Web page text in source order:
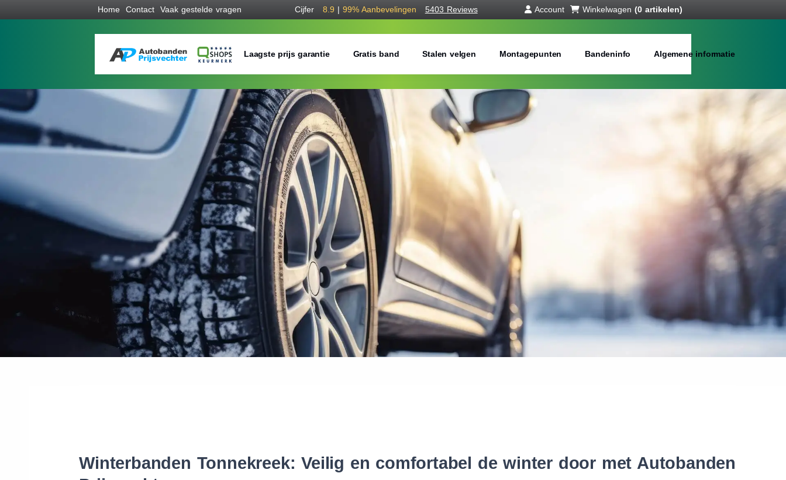
Home Contact Vaak gestelde vragen Cijfer 8.9 | 99% Aanbevelingen 5403 Reviews Account Winkelwagen (0 artikelen)
Laagste prijs garantie Gratis band Stalen velgen Montagepunten Bandeninfo Algemene informatie
Bestel voordelig winterbanden
Seizoen:
Breedte: Hoogte:
Waar vind ik de maat van mijn banden
Help mij met bestellen
Winterbanden Tonnekreek: Veilig en comfortabel de winter door met Autobanden